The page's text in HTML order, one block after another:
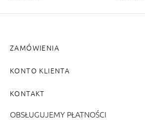
ZAMÓWIENIA
KONTO KLIENTA
KONTAKT
OBSŁUGUJEMY PŁATNOŚCI